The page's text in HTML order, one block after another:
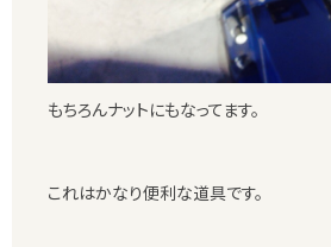
もちろんナットにもなってます。
これはかなり便利な道具です。